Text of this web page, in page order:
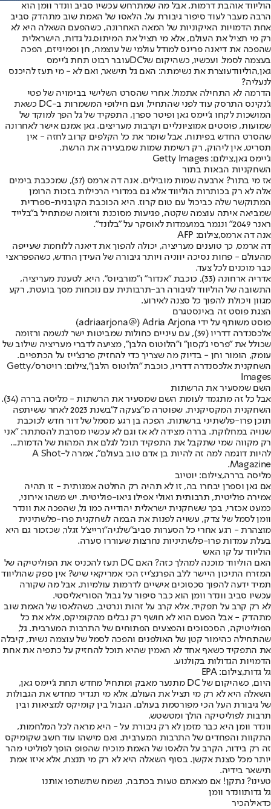
הוליווד אוהבת דרמות, אבל מה שמתרחש עכשיו סביב וונדר וומן הוא
הרבה מעבר לעוד סיפור גיבורת על. הלאסו של האמת שוב מתהדק סביב
אחת הדמויות האיקוניות של המאה האחרונה, כשהפעם השאלה היא לא
רק מי תציל את העולם, אלא מי תציל את המיתוס.גל גדות, הישראלית
שהפכה את דיאנה פרינס למודל עולמי של עוצמה, חן ופמיניזם, הפכה
בעצמה לסמל. ועכשיו, כשהיקום שלDCעובר רבוט תחת ג'יימס
גאן,הוליוודעוצרת את נשימתה: האם גל תישאר, ואם לא - מי תעז להיכנס
לנעליה?
הדרמה לא התחילה אתמול. אחרי שהסרט השלישי בבימויה של פטי
ג'נקינס התרסק עוד לפני שהתחיל, ועם חילופי המשמרות ב-DC כשאת
המושכות לקחו ג'יימס גאן ופיטר ספרן, התפקיד של גל הפך למוקד של
שמועות, פוסטים אמוציונליים וקרבות מעריצים. גאן אמנם אישר לאחרונה
שהסרט החדש בפיתוח, אבל שומר את כל הקלפים קרוב לחזה - אין
תסריט, אין ליהוק, רק רשימת שמות שמבעירה את הרשת.
ג'יימס גאן,צילום: Getty Images
השחקניות הבאות בתור
אז מי בתור? ארבעה שמות מובילים. אנה דה ארמס (37), שמככבת בימים
אלה לא רק בכותרות הוליווד אלא גם במדורי הרכילות בזכות הרומן
המתוקשר שלה כביכול עם טום קרוז. היא הכוכבת הקובנית-ספרדית
שמביאה איתה עוצמה שקטה, פגיעות מסוכנת ורזומה שמתחיל ב"בלייד
ראנר 2049" ונגמר במועמדות לאוסקר על "בלונד".
אנה דה ארמס,צילום: AFP
דה ארמס, כך טוענים מעריציה, יכולה להפוך את דיאנה ללוחמת שעייפה
מהעולם - פחות נסיכה יווניה ויותר גיבורה של העידן החדש, כשהפפראצי
כבר מוכנים לכל צעד.
אדריה ארחונה (33), כוכבת "אנדור" ו"מורביוס", היא, לטענת מעריציה,
התשובה של הוליווד לגיבורה רב-תרבותית עם נוכחות מסך בועטת, רקע
מגוון ויכולת להפוך כל סצנה לאירוע.
הצגת פוסט זה באינסטגרם
פוסט משותף על ידי ‏‎Adria Arjona‎‏ (@‏‎adriaarjona‎‏)
אלכסנדרה דדריו (39), עם עיניים כחולות שמביטות ישר לנשמה ורזומה
שכולל את "פרסי ג'קסון" ו"הלוטוס הלבן", מציעה לדברי מעריציה שילוב של
עומק, הומור וחן - בדיוק מה שצריך כדי להחזיק פרנצ'ייז על הכתפיים.
השחקנית אלכסנדרה דדריו, כוכבת "הלוטוס הלבן",צילום: רויטרס/Getty
Images
השם שמסעיר את הרשתות
אבל כל זה מתגמד לעומת השם שמסעיר את הרשתות - מליסה בררה (34).
השחקנית המקסיקנית, שפוטרה מ"צעקה 7"
בשנת 2023 לאחר ששיתפה
תוכן פרו-פלשתיני ברשתות, הפכה בן רגע מסמל של דור חדש לכוכבת
שנויה במחלוקת. בררה מצידה לא אז וגם לא עכשיו מסרבת להסתתר: "אני
רק מקווה שמי שתקבל את התפקיד תוכל לגלם את המהות של הדמות...
להיות דוגמה למה זה להיות בן אדם טוב בעולם", אמרה ל-A Shot
Magazine.
מליסה בררה,צילום: יוטיוב
אם גאן וספרן יבחרו בה, זו לא תהיה רק החלטה אמנותית - זו תהיה
אמירה פוליטית, תרבותית ואולי אפילו גיאו-פוליטית. יש משהו אירוני,
כמעט אכזרי, בכך ששחקנית ישראלית יהודייה כמו גל, שהפכה את וונדר
וומן לסמל של צדק, עשויה לפנות את הבמה לשחקנית פרו-פלשתינית
מוצהרת - רגע אחרי כל הסערות סביב"שלגיה"ורייצ'ל זגלר, שכזכור גם היא
בעלת עמדות פרו-פלשתיניות נחרצות שעוררו סערה.
הוליווד על קו האש
האם הוליווד מוכנה למהלך כזה? האם DC תעז להכניס את הפוליטיקה של
המזרח התיכון היישר ללב הפרנצ'ייז הכי אמריקאי שיש? אין ספק שהוליווד
תמיד ידעה להפוך סכסוכים אישיים לדרמות עולמיות, אבל מה שקורה
עכשיו סביב וונדר וומן הוא כבר סיפור על גבול הסוריאליסטי.
לא רק קרב על תפקיד, אלא קרב על זהות ונרטיב, כשהלאסו של האמת שוב
מתהדק - אבל הפעם הוא לא חושף רק נבלים מהקומיקס, אלא את כל
הפוליטיקה, הסכסוכים והפצעים הפתוחים של התרבות המערבית. גל,
שהתחילה כהימור קטן של האולפנים והפכה לסמל של עוצמה נשית, קיבלה
את התפקיד כשאף אחד לא האמין שהיא תוכל להחזיק על כתפיה את אחת
הדמויות הגדולות בקולנוע.
גל גדות,צילום: EPA
היום, כשהיקום של DC מתנער מאבק ומתחיל מחדש תחת ג'יימס גאן,
השאלה היא לא רק מי תציל את העולם, אלא מי תגדיר מחדש את הגבולות
של גיבורת העל הכי מפורסמת בעולם. הגבול בין קומיקס למציאות ובין
תרבות לפוליטיקה הולך ומטשטש.
וונדר וומן היא כבר מזמן לא רק גיבורת על - היא מראה לכל המלחמות,
התקוות והפחדים של התרבות המערבית. ואם מישהו עוד חשב שקומיקס
זה רק בידור, הקרב על הלאסו של האמת מוכיח שהפופ הופך לפוליטי מהר
יותר מכל סצנת אקשן. בסוף השאלה היא לא רק מי תנצח, אלא איזו אמת
תישאר בידיה.
טעינו? נתקן! אם מצאתם טעות בכתבה, נשמח שתשתפו אותנו
גל גדותוונדר וומן
כדאילהכיר